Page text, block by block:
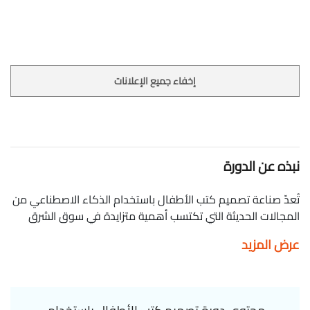
إخفاء جميع الإعلانات
نبذه عن الدورة
تُعدّ صناعة تصميم كتب الأطفال باستخدام الذكاء الاصطناعي من
المجالات الحديثة التي تكتسب أهمية متزايدة في سوق الشرق
من خلال هذا المقرر، ستتمكن من تطوير مهاراتك المهنية
عرض المزيد